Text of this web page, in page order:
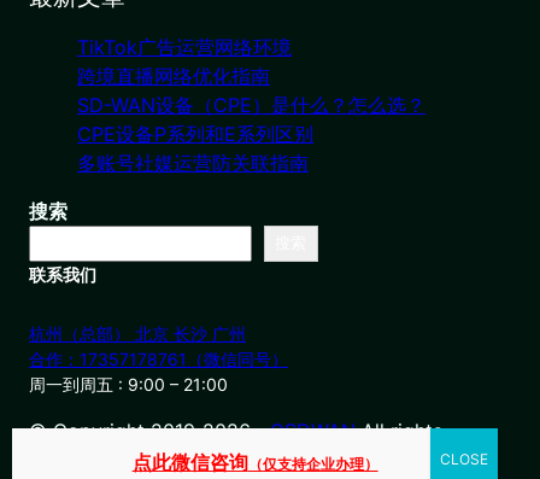
TikTok广告运营网络环境
跨境直播网络优化指南
SD-WAN设备（CPE）是什么？怎么选？
CPE设备P系列和E系列区别
多账号社媒运营防关联指南
搜索
联系我们
杭州（总部） 北京 长沙 广州
合作：17357178761（微信同号）
周一到周五 : 9:00 – 21:00
© Copyright 2019-2026・OSDWANAll rights
点此微信咨询 （仅支持企业办理）